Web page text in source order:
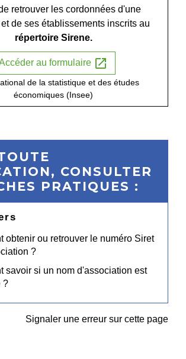
retrouver les cordonnées d'une
de ses établissements inscrits au
répertoire Sirene.
au formulaire open_in_new
de la statistique et des études
économiques (Insee)
CONSULTER
PRATIQUES :
obtenir ou retrouver le numéro Siret
?
savoir si un nom d'association est
?
Signaler une erreur sur cette page